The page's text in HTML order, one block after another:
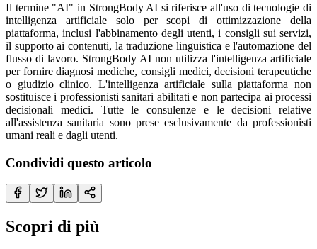
Il termine "AI" in StrongBody AI si riferisce all'uso di tecnologie di
intelligenza artificiale solo per scopi di ottimizzazione della
piattaforma, inclusi l'abbinamento degli utenti, i consigli sui servizi,
il supporto ai contenuti, la traduzione linguistica e l'automazione del
flusso di lavoro. StrongBody AI non utilizza l'intelligenza artificiale
per fornire diagnosi mediche, consigli medici, decisioni terapeutiche
o giudizio clinico. L'intelligenza artificiale sulla piattaforma non
sostituisce i professionisti sanitari abilitati e non partecipa ai processi
decisionali medici. Tutte le consulenze e le decisioni relative
all'assistenza sanitaria sono prese esclusivamente da professionisti
umani reali e dagli utenti.
Condividi questo articolo
Scopri di più